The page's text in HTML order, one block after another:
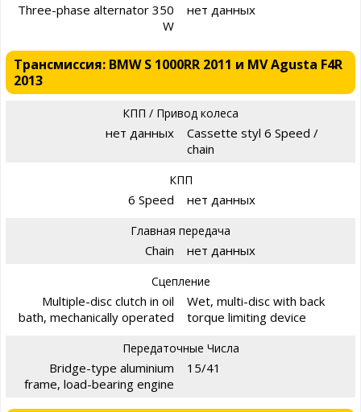
Three-phase alternator 350
W
нет данных
Трансмиссия: BMW S 1000RR 2011 и MV Agusta F4R
2013
КПП / Привод колеса
нет данных
Cassette styl 6 Speed /
chain
КПП
6 Speed нет данных
Главная передача
Chain нет данных
Сцепление
Multiple-disc clutch in oil
bath, mechanically operated
Wet, multi-disc with back
torque limiting device
Передаточные Числа
Bridge-type aluminium
frame, load-bearing engine
15/41